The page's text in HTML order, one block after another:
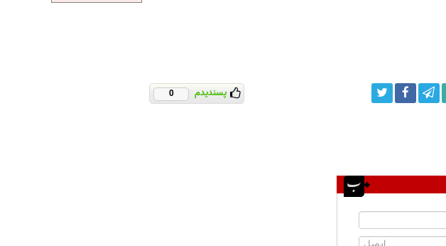
پسندیدم 0